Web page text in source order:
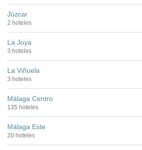
Júzcar
2 hoteles
La Joya
3 hoteles
La Viñuela
3 hoteles
Málaga Centro
135 hoteles
Málaga Este
20 hoteles